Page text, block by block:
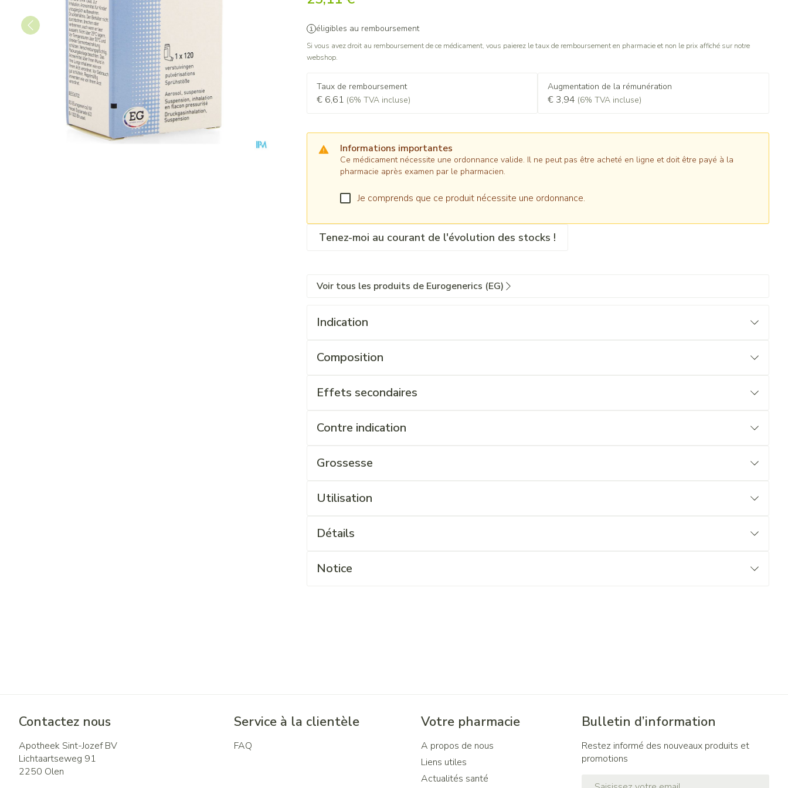
éligibles au remboursement
Si vous avez droit au remboursement de ce médicament, vous paierez le taux de remboursement en pharmacie et non le prix affiché sur notre
webshop.
Taux de remboursement
€ 6,61 (6% TVA incluse)
Augmentation de la rémunération
€ 3,94 (6% TVA incluse)
Informations importantes
Ce médicament nécessite une ordonnance valide. Il ne peut pas être acheté en ligne et doit être payé à la
pharmacie après examen par le pharmacien.
Je comprends que ce produit nécessite une ordonnance.
Tenez-moi au courant de l'évolution des stocks !
Voir tous les produits de Eurogenerics (EG)
Indication
Composition
Effets secondaires
Contre indication
Grossesse
Utilisation
Détails
Notice
Contactez nous
Apotheek Sint-Jozef BV
Lichtaartseweg 91
2250 Olen
Service à la clientèle
FAQ
Votre pharmacie
A propos de nous
Liens utiles
Actualités santé
Bulletin d’information
Restez informé des nouveaux produits et
promotions